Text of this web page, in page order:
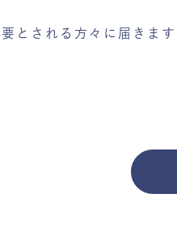
とされる方々に届きます